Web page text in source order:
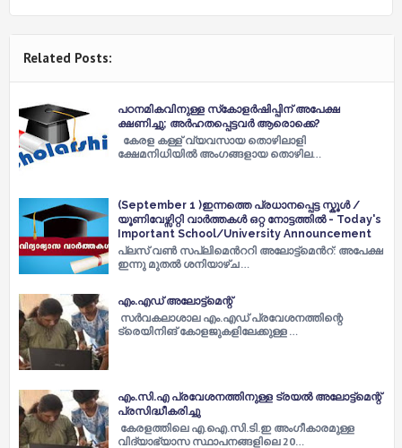
Related Posts:
പഠനമികവിനുള്ള സ്‌കോളര്‍ഷിപ്പിന് അപേക്ഷ
ക്ഷണിച്ചു; അർഹതപ്പെട്ടവർ ആരൊക്കെ?
കേരള കള്ള് വ്യവസായ തൊഴിലാളി
ക്ഷേമനിധിയില്‍ അംഗങ്ങളായ തൊഴില…
(September 1 )ഇന്നത്തെ പ്രധാനപ്പെട്ട സ്കൂൾ /
യൂണിവേഴ്സിറ്റി വാർത്തകൾ ഒറ്റ നോട്ടത്തിൽ - Today's
Important School/University Announcement
പ്ലസ് വണ്‍ സപ്ലിമെന്‍ററി അലോട്ട്മെന്‍റ്: അപേക്ഷ
ഇന്നു മുതല്‍ ശനിയാഴ്ച …
എം.എഡ് അലോട്ട്‌മെന്റ്
സര്‍വകലാശാല എം.എഡ് പ്രവേശനത്തിന്റെ
ട്രെയിനിങ് കോളജുകളിലേക്കുള്ള …
എം.സി.എ പ്രവേശനത്തിനുള്ള ട്രയൽ അലോട്ട്‌മെന്റ്
പ്രസിദ്ധീകരിച്ചു
കേരളത്തിലെ എ.ഐ.സി.ടി.ഇ അംഗീകാരമുള്ള
വിദ്യാഭ്യാസ സ്ഥാപനങ്ങളിലെ 20…